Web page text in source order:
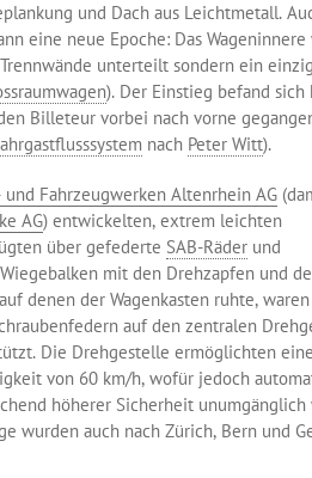
und Dach aus Leichtmetall.
eine neue Epoche: Das Wageninnere
unterteilt sondern ein
). Der Einstieg befand sich
Billeteur vorbei nach vorne
nach Peter Witt).
und Fahrzeugwerken Altenrhein AG
AG) entwickelten, extrem leichten
über gefederte SAB-Räder und
mit den Drehzapfen und
denen der Wagenkasten ruhte,
auf den zentralen
Die Drehgestelle ermöglichten eine
von 60 km/h, wofür jedoch
höherer Sicherheit unumgänglich
wurden auch nach Zürich, Bern und